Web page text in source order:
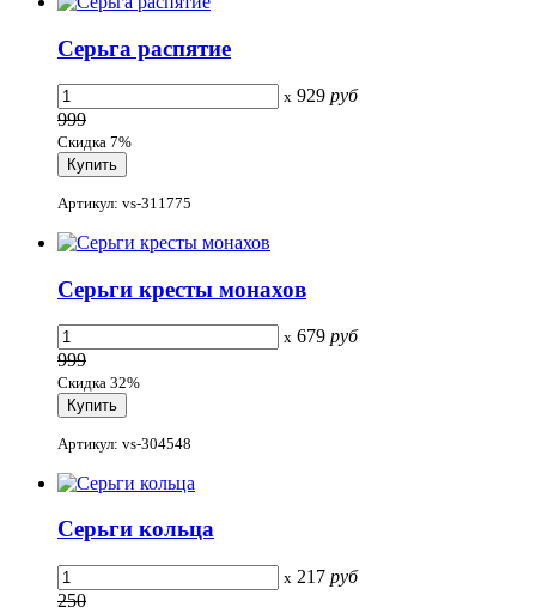
Серьга распятие
x 929 руб
999
Скидка 7%
Артикул: vs-311775
Серьги кресты монахов
x 679 руб
999
Скидка 32%
Артикул: vs-304548
Серьги кольца
x 217 руб
250